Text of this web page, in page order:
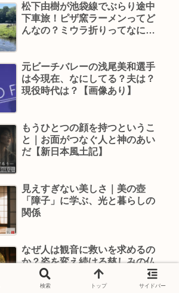
松下由樹が池袋線でぶらり途中
下車旅！ピザ窯ラーメンってど
んなの？ミウラ折りってなに？
い頃は？
元ビーチバレーの浅尾美和選手
は今現在、なにしてる？夫は？
現役時代は？【画像あり】
もうひとつの顔を持つというこ
と｜お面がつなぐ人と神のあい
だ【新日本風土記】
見えすぎない美しさ｜美の壺
「障子」に学ぶ、光と暮らしの
関係
なぜ人は観音に救いを求めるの
か？姿を変え続ける慈しみの仏
｜美の壺
検索 トップ サイドバー